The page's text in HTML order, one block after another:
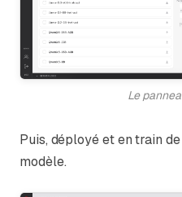
Le
Puis, déployé et en train
modèle.